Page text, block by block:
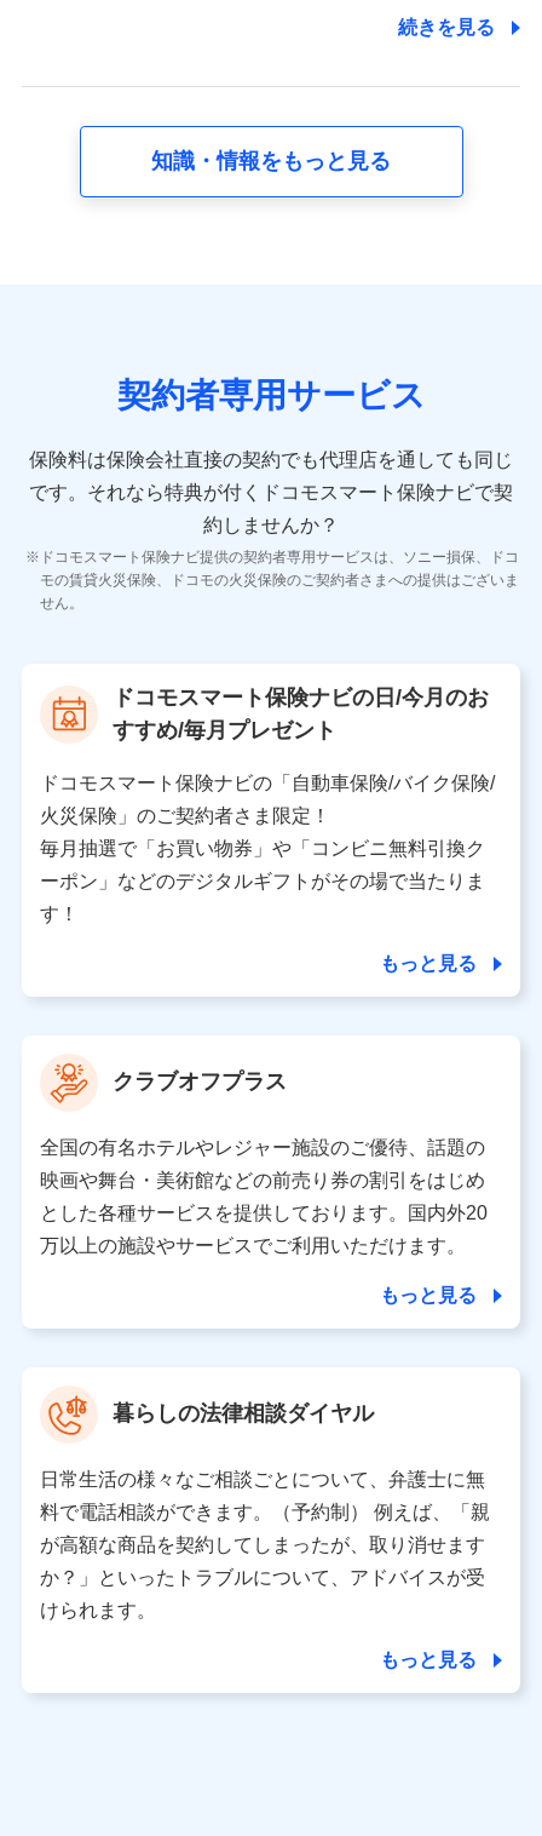
8.取引先個人情報
取引先としての選定業務、営業情報の提供業務、契約締結手
10.受託業務の 個人情報
11.マイカー通勤管理クラウド並びに法人向けASPサー
ビスに関してのお問い合わせ情報
各種お問い合わせに対応するため
当社のサービスに関する情報提供や、皆様に有用なお知らせ
をお送りするため
当社の対応品質向上やお問い合わせ内容の正確な把握のため
個人情報保護管理者の職名、連絡先
〒103-0013 東京都中央区日本橋人形町2-14-10 アー
バンネット日本橋ビル 3F
株式会社ドコモ・インシュアランス
個人情報の第三者提供について
当社は利用目的の達成に必要な範囲内において個人情報
の取り扱いの全部または一部を委託する場合がありま
す。
個人データの共同利用
当社は株式会社NTTドコモとの間で、以下のとおり個
人データを共同利用します。
氏名、電話番号、メールアドレス、お客さまの識別子、属
性、連絡先、dポイントサービスのご利用に関する情報。例
として、dポイントカード番号、性別、年齢、家族構成、住
所、dポイント残高、dポイント利用履歴などが含まれます。
利用情報
当社又は株式会社NTTドコモが提供する各種サービスなどの
ご契約・ご利用などに関する情報。例として、当社又は株式
会社NTTドコモが提供する各種サービスのご契約状態・ご利
用履歴インターネット利用時の行動に関する情報、アプリケ
ーション利用時の行動に関する情報、購入されたサービスや
当社又は株式会社NTTドコモが提供する保険関連サービスに
続きを見る
知識・情報をもっと見る
契約者専用サービス
保険料は保険会社直接の契約でも代理店を通しても同じ
です。 それなら特典が付くドコモスマート保険ナビで契
約しませんか？
ドコモスマート保険ナビ提供の契約者専用サービスは、ソニー損保、ドコ
モの賃貸火災保険、ドコモの火災保険のご契約者さまへの提供はございま
せん。
ドコモスマート保険ナビの日/今月のお
すすめ/毎月プレゼント
ドコモスマート保険ナビの「自動車保険/バイク保険/
火災保険」のご契約者さま限定！
毎月抽選で「お買い物券」や「コンビニ無料引換ク
ーポン」などのデジタルギフトがその場で当たりま
す！
もっと見る
クラブオフプラス
全国の有名ホテルやレジャー施設のご優待、話題の
映画や舞台・美術館などの前売り券の割引をはじめ
とした各種サービスを提供しております。国内外20
万以上の施設やサービスでご利用いただけます。
もっと見る
暮らしの法律相談ダイヤル
日常生活の様々なご相談ごとについて、弁護士に無
料で電話相談ができます。（予約制） 例えば、「親
が高額な商品を契約してしまったが、取り消せます
か？」といったトラブルについて、アドバイスが受
けられます。
もっと見る